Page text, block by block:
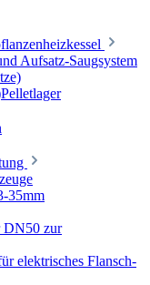
Aufsatz-Saugsystem
35mm
DN50 zur
elektrisches Flansch-